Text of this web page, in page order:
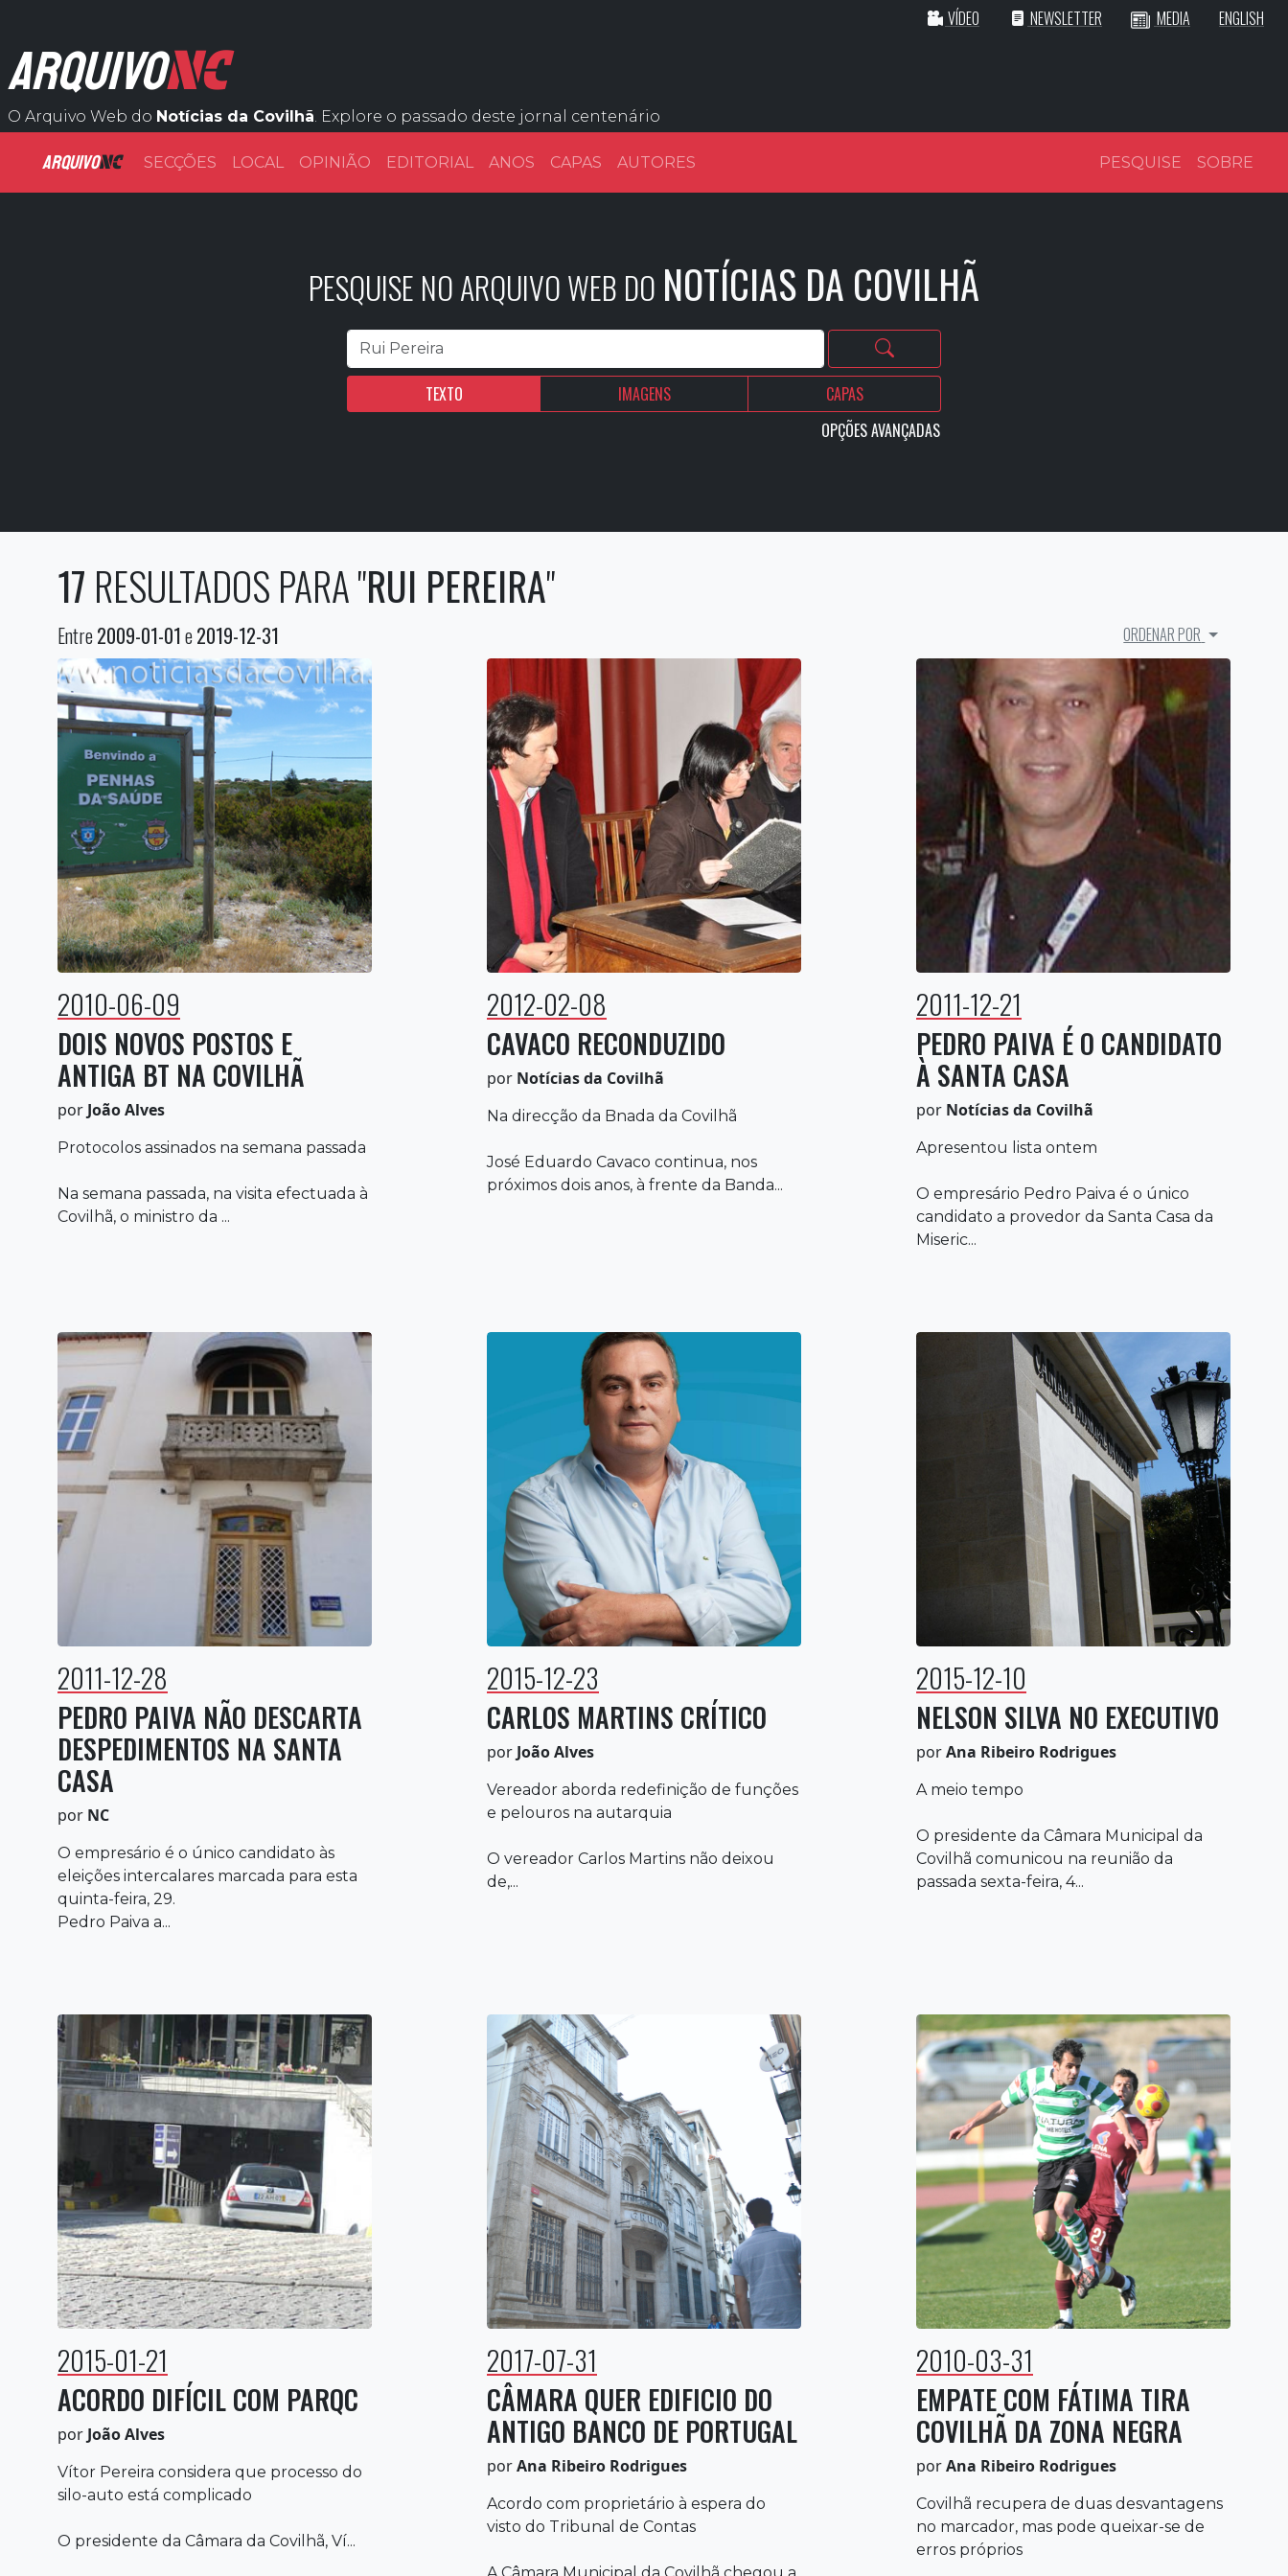
VÍDEO NEWSLETTER MEDIA ENGLISH
ARQUIVONC
O Arquivo Web do Notícias da Covilhã. Explore o passado deste jornal centenário
ARQUIVONC SECÇÕES LOCAL OPINIÃO EDITORIAL ANOS CAPAS AUTORES PESQUISE SOBRE
PESQUISE NO ARQUIVO WEB DO NOTÍCIAS DA COVILHÃ
TEXTO IMAGENS
CAPAS
OPÇÕES AVANÇADAS
17 RESULTADOS PARA "RUI PEREIRA"
Entre2009-01-01e2019-12-31 ORDENAR POR
2010-06-09
DOIS NOVOS POSTOS E
ANTIGA BT NA COVILHÃ
por João Alves
Protocolos assinados na semana passada
Na semana passada, na visita efectuada à
Covilhã, o ministro da ...
2012-02-08
CAVACO RECONDUZIDO
por Notícias da Covilhã
Na direcção da Bnada da Covilhã
José Eduardo Cavaco continua, nos
próximos dois anos, à frente da Banda...
2011-12-21
PEDRO PAIVA É O CANDIDATO
À SANTA CASA
por Notícias da Covilhã
Apresentou lista ontem
O empresário Pedro Paiva é o único
candidato a provedor da Santa Casa da
Miseric...
2011-12-28
PEDRO PAIVA NÃO DESCARTA
DESPEDIMENTOS NA SANTA
CASA
por NC
O empresário é o único candidato às
eleições intercalares marcada para esta
quinta-feira, 29.
Pedro Paiva a...
2015-12-23
CARLOS MARTINS CRÍTICO
por João Alves
Vereador aborda redefinição de funções
e pelouros na autarquia
O vereador Carlos Martins não deixou
de,...
2015-12-10
NELSON SILVA NO EXECUTIVO
porAna Ribeiro Rodrigues
A meio tempo
O presidente da Câmara Municipal da
Covilhã comunicou na reunião da
passada sexta-feira, 4...
2015-01-21
ACORDO DIFÍCIL COM PARQC
por João Alves
Vítor Pereira considera que processo do
silo-auto está complicado
O presidente da Câmara da Covilhã, Ví...
2017-07-31
CÂMARA QUER EDIFICIO DO
ANTIGO BANCO DE PORTUGAL
porAna Ribeiro Rodrigues
Acordo com proprietário à espera do
visto do Tribunal de Contas
2010-03-31
EMPATE COM FÁTIMA TIRA
COVILHÃ DA ZONA NEGRA
porAna Ribeiro Rodrigues
Covilhã recupera de duas desvantagens
no marcador, mas pode queixar-se de
erros próprios